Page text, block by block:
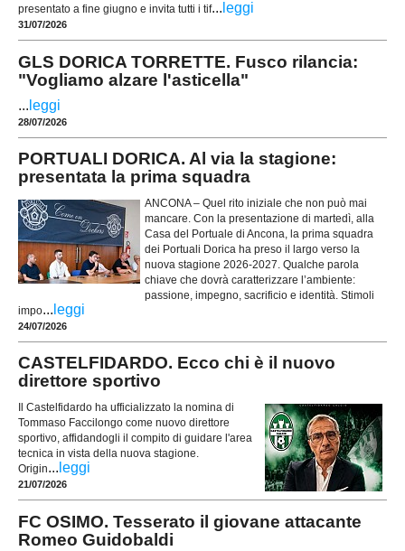
presentato a fine giugno e invita tutti i tif... leggi
31/07/2026
GLS DORICA TORRETTE. Fusco rilancia:
"Vogliamo alzare l'asticella"
... leggi
28/07/2026
PORTUALI DORICA. Al via la stagione:
presentata la prima squadra
ANCONA – Quel rito iniziale che non può mai
mancare. Con la presentazione di martedì, alla
Casa del Portuale di Ancona, la prima squadra
dei Portuali Dorica ha preso il largo verso la
nuova stagione 2026-2027. Qualche parola
chiave che dovrà caratterizzare l’ambiente:
passione, impegno, sacrificio e identità. Stimoli
impo... leggi
24/07/2026
CASTELFIDARDO. Ecco chi è il nuovo
direttore sportivo
Il Castelfidardo ha ufficializzato la nomina di
Tommaso Faccilongo come nuovo direttore
sportivo, affidandogli il compito di guidare l'area
tecnica in vista della nuova stagione.
Origin... leggi
21/07/2026
FC OSIMO. Tesserato il giovane attacante
Romeo Guidobaldi